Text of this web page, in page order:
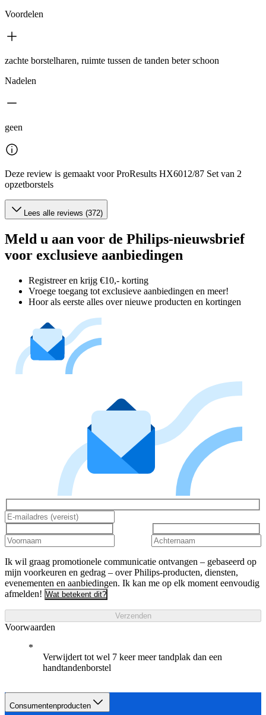
Voordelen
zachte borstelharen, ruimte tussen de tanden beter schoon
Nadelen
geen
Deze review is gemaakt voor ProResults HX6012/87 Set van 2
opzetborstels
Lees alle reviews (372)
Meld u aan voor de Philips-nieuwsbrief
voor exclusieve aanbiedingen
Registreer en krijg €10,- korting
Vroege toegang tot exclusieve aanbiedingen en meer!
Hoor als eerste alles over nieuwe producten en kortingen
Ik wil graag promotionele communicatie ontvangen – gebaseerd op
mijn voorkeuren en gedrag – over Philips-producten, diensten,
evenementen en aanbiedingen. Ik kan me op elk moment eenvoudig
afmelden! Wat betekent dit?
Verzenden
Voorwaarden
Verwijdert tot wel 7 keer meer tandplak dan een
handtandenborstel
Consumentenproducten